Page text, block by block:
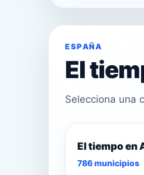
ESPAÑA
El
Selecciona una
El tiempo en
786 municipios